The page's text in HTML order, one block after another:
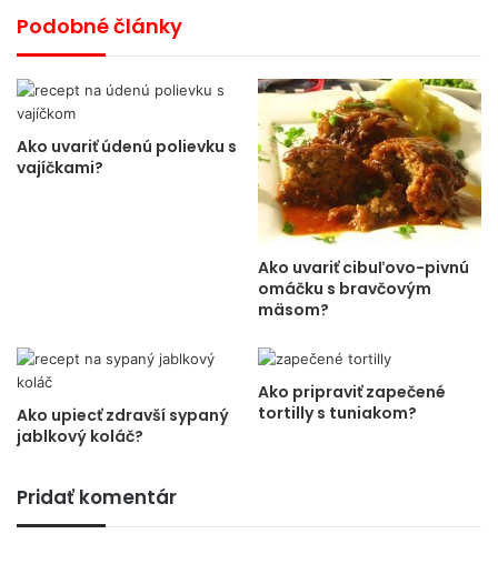
Podobné články
Ako uvariť údenú polievku s
vajíčkami?
Ako uvariť cibuľovo-pivnú
omáčku s bravčovým
mäsom?
Ako upiecť zdravší sypaný
jablkový koláč?
Ako pripraviť zapečené
tortilly s tuniakom?
Pridať komentár